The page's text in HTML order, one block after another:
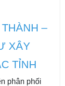
–
XÂY
TỈNH
phân phối